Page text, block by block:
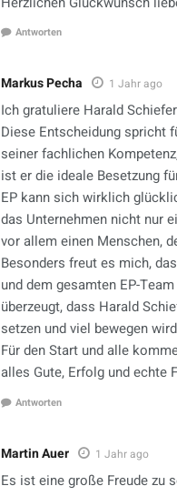
Antworten
Markus Pecha 1 Jahr ago
Ich gratuliere Harald
Diese Entscheidung spricht
seiner fachlichen
ist er die ideale Besetzung
EP kann sich wirklich
das Unternehmen nicht nur
vor allem einen Menschen,
Besonders freut es mich,
und dem gesamten EP-
überzeugt, dass Harald
setzen und viel bewegen
Für den Start und alle
alles Gute, Erfolg und echte
Antworten
Martin Auer 1 Jahr ago
Es ist eine große Freude zu